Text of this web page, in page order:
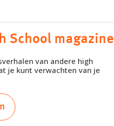
School magazine
van andere high
je kunt verwachten van je